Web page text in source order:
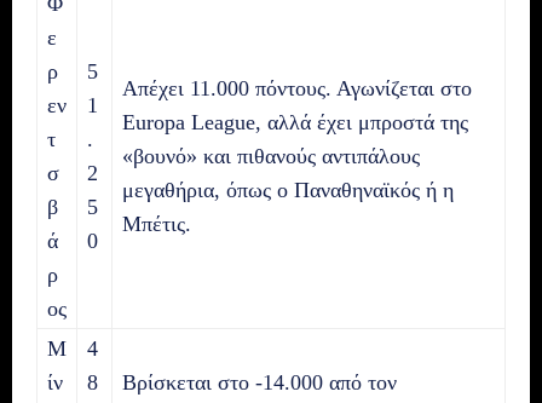
ε
ρ
εν
τ
σ
β
ά
ρ
ος
5
1
.
2
5
0
Απέχει 11.000 πόντους. Αγωνίζεται στο
Europa League, αλλά έχει μπροστά της
«βουνό» και πιθανούς αντιπάλους
μεγαθήρια, όπως ο Παναθηναϊκός ή η
Μπέτις.
Μ
ίν
4
8
Βρίσκεται στο -14.000 από τον